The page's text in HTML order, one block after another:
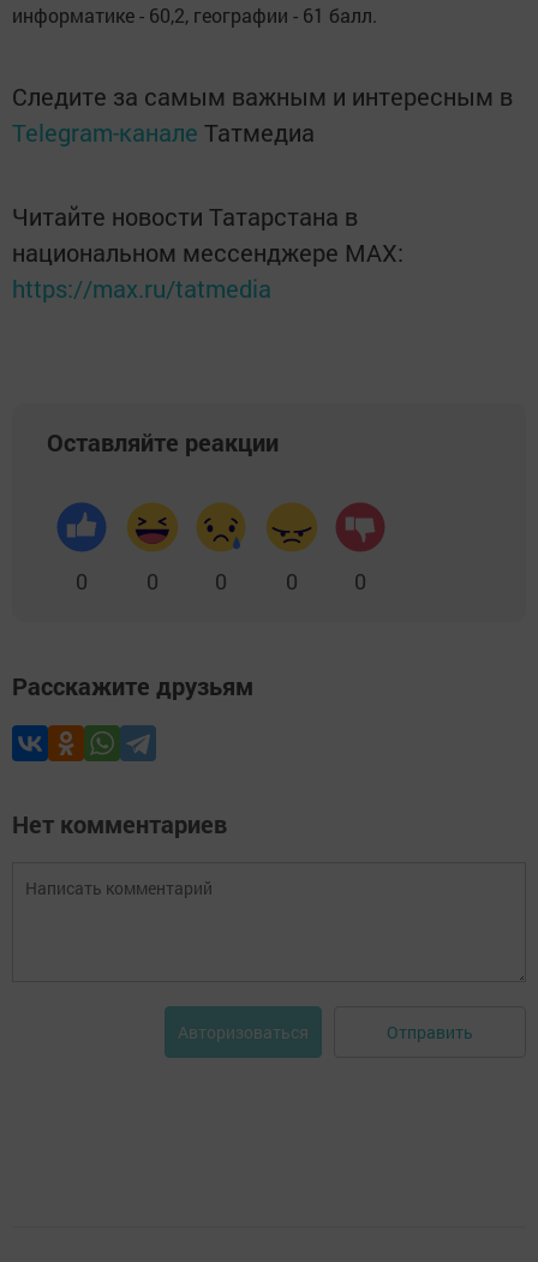
информатике - 60,2, географии - 61 балл.
Следите за самым важным и интересным в
Telegram-канале Татмедиа
Читайте новости Татарстана в
национальном мессенджере MАХ:
https://max.ru/tatmedia
Оставляйте реакции
0 0 0 0 0
Расскажите друзьям
Нет комментариев
Авторизоваться Отправить